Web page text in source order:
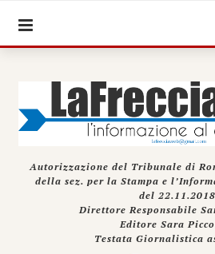
Autorizzazione del Tribunale di
della sez. per la Stampa e
del
Direttore Responsabile
Editore Sara
Testata Giornalistica